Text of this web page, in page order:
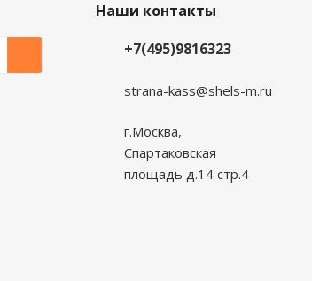
Наши контакты
+7(495)9816323
strana-kass@shels-m.ru
г.Москва,
Спартаковская
площадь д.14 стр.4